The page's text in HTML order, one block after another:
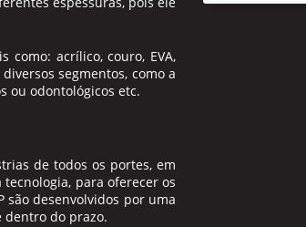
como: acrílico, couro, EVA,
segmentos, como a
ou odontológicos etc.
de todos os portes, em
para oferecer os
são desenvolvidos por uma
dentro do prazo.